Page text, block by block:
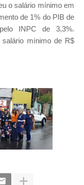
o salário mínimo em
de 1% do PIB de
INPC de 3,3%.
salário mínimo de R$